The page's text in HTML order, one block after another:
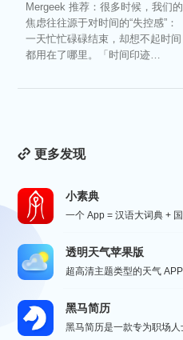
Mergeek 推荐：很多时候，我们的
焦虑往往源于对时间的“失控感”：
一天忙忙碌碌结束，却想不起时间
都用在了哪里。「时间印迹
更多发现
小素典
透明天气苹果版
黑马简历